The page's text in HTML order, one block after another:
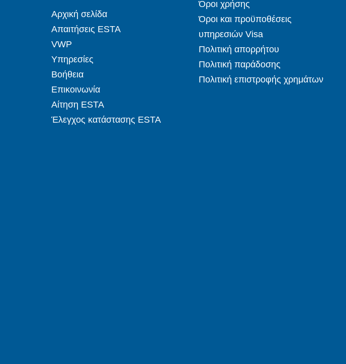
Αρχική σελίδα
Απαιτήσεις ESTA
VWP
Υπηρεσίες
Βοήθεια
Επικοινωνία
Αίτηση ESTA
Έλεγχος κατάστασης ESTA
Όροι χρήσης
Όροι και προϋποθέσεις
υπηρεσιών Visa
Πολιτική απορρήτου
Πολιτική παράδοσης
Πολιτική επιστροφής χρημάτων